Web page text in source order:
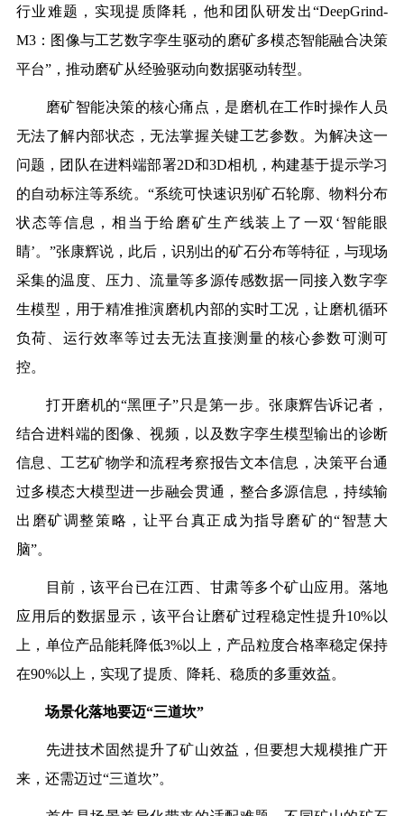
行业难题，实现提质降耗，他和团队研发出“DeepGrind-
M3：图像与工艺数字孪生驱动的磨矿多模态智能融合决策
平台”，推动磨矿从经验驱动向数据驱动转型。
磨矿智能决策的核心痛点，是磨机在工作时操作人员
无法了解内部状态，无法掌握关键工艺参数。为解决这一
问题，团队在进料端部署2D和3D相机，构建基于提示学习
的自动标注等系统。“系统可快速识别矿石轮廓、物料分布
状态等信息，相当于给磨矿生产线装上了一双‘智能眼
睛’。”张康辉说，此后，识别出的矿石分布等特征，与现场
采集的温度、压力、流量等多源传感数据一同接入数字孪
生模型，用于精准推演磨机内部的实时工况，让磨机循环
负荷、运行效率等过去无法直接测量的核心参数可测可
控。
打开磨机的“黑匣子”只是第一步。张康辉告诉记者，
结合进料端的图像、视频，以及数字孪生模型输出的诊断
信息、工艺矿物学和流程考察报告文本信息，决策平台通
过多模态大模型进一步融会贯通，整合多源信息，持续输
出磨矿调整策略，让平台真正成为指导磨矿的“智慧大
脑”。
目前，该平台已在江西、甘肃等多个矿山应用。落地
应用后的数据显示，该平台让磨矿过程稳定性提升10%以
上，单位产品能耗降低3%以上，产品粒度合格率稳定保持
在90%以上，实现了提质、降耗、稳质的多重效益。
场景化落地要迈“三道坎”
先进技术固然提升了矿山效益，但要想大规模推广开
来，还需迈过“三道坎”。